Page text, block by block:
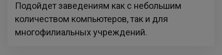
Подойдет заведениям как с небольшим
количеством компьютеров, так и для
многофилиальных учреждений.